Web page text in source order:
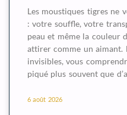
Les moustiques tigres ne
: votre souffle, votre
peau et même la couleur
attirer comme un aimant.
invisibles, vous
piqué plus souvent que
6 août 2026